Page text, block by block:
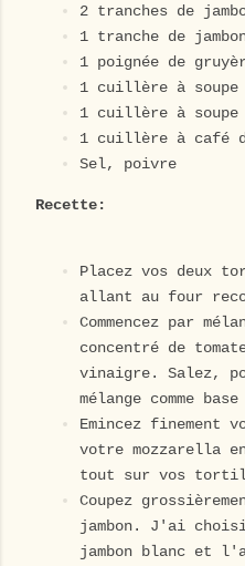
2 tranches de
1 tranche de
1 poignée de
1 cuillère à soupe
1 cuillère à
1 cuillère à café
Sel, poivre
Recette:
Placez vos deux
allant au four
Commencez par
concentré de
vinaigre. Salez,
mélange comme
Emincez finement
votre mozzarella
tout sur vos
Coupez
jambon. J'ai
jambon blanc et